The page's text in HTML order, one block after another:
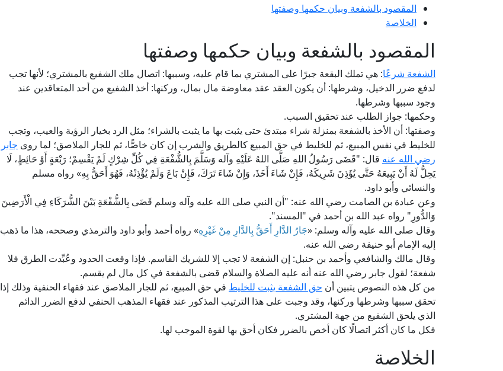
المقصود بالشفعة وبيان حكمها وصفتها
الخلاصة
المقصود بالشفعة وبيان حكمها وصفتها
الشفعة شرعًا: هي تملك البقعة جبرًا على المشتري بما قام عليه، وسببها: اتصال ملك الشفيع بالمشتري؛ لأنها تجب
لدفع ضرر الدخيل، وشرطها: أن يكون العقد عقد معاوضة مال بمال، وركنها: أخذ الشفيع من أحد المتعاقدين عند
وجود سببها وشرطها.
وحكمها: جواز الطلب عند تحقيق السبب.
وصفتها: أن الأخذ بالشفعة بمنزلة شراء مبتدئ حتى يثبت بها ما يثبت بالشراء؛ مثل الرد بخيار الرؤية والعيب، وتجب
للخليط في نفس المبيع، ثم للخليط في حق المبيع كالطريق والشرب إن كان خاصًّا، ثم للجار الملاصق؛ لما روى جابر
رضي الله عنه قال: "قَضَى رَسُولُ اللهِ صَلَّى اللهُ عَلَيْهِ وآله وَسَلَّمَ بِالشُّفْعَةِ فِي كُلِّ شِرْكٍ لَمْ يَقْسِمْ؛ رَبْعَةٍ أَوْ حَائِطٍ، لَا
يَحِلُّ لَهُ أَنْ يَبِيعَهُ حَتَّى يُؤَذِنَ شَرِيكَهُ، فَإِنْ شَاءَ أَخَذَ، وَإِنْ شَاءَ تَرَكَ، فَإِنْ بَاعَ وَلَمْ يُؤْذِنْهُ، فَهُوَ أَحَقُّ بِهِ» رواه مسلم
والنسائي وأبو داود.
وعن عبادة بن الصامت رضي الله عنه: "أن النبي صلى الله عليه وآله وسلم قَضَى بِالشُّفْعَةِ بَيْنَ الشُّرَكَاءِ فِي الْأَرَضِينَ
وَالدُّورِ" رواه عبد الله بن أحمد في "المسند".
وقال صلى الله عليه وآله وسلم: «جَارُ الدَّارِ أَحَقُّ بِالدَّارِ مِنْ غَيْرِهِ» رواه أحمد وأبو داود والترمذي وصححه، هذا ما ذهب
إليه الإمام أبو حنيفة رضي الله عنه.
وقال مالك والشافعي وأحمد بن حنبل: إن الشفعة لا تجب إلا للشريك القاسم. فإذا وقعت الحدود وعُبِّدت الطرق فلا
شفعة؛ لقول جابر رضي الله عنه أنه عليه الصلاة والسلام قضى بالشفعة في كل مال لم يقسم.
من كل هذه النصوص يتبين أن حق الشفعة يثبت للخليط في حق المبيع، ثم للجار الملاصق عند فقهاء الحنفية وذلك إذا
تحقق سببها وشرطها وركنها، وقد وجبت على هذا الترتيب المذكور عند فقهاء المذهب الحنفي لدفع الضرر الدائم
الذي يلحق الشفيع من جهة المشتري.
فكل ما كان أكثر اتصالًا كان أخص بالضرر فكان أحق بها لقوة الموجب لها.
الخلاصة